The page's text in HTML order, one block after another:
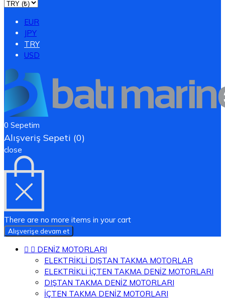
EUR
JPY
TRY
USD
0 Sepetim
Alışveriş Sepeti (0)
close
There are no more items in your cart
Alışverişe devam et
  DENİZ MOTORLARI
ELEKTRİKLİ DIŞTAN TAKMA MOTORLAR
ELEKTRİKLİ İÇTEN TAKMA DENİZ MOTORLARI
DIŞTAN TAKMA DENİZ MOTORLARI
İÇTEN TAKMA DENİZ MOTORLARI